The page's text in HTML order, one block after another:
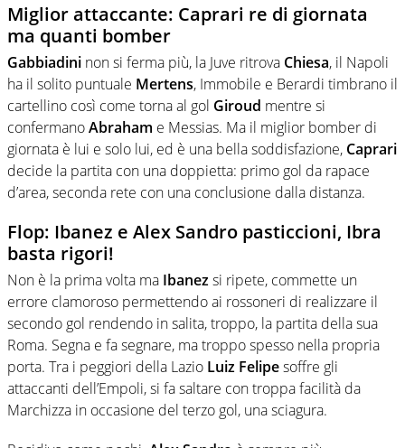
Miglior attaccante: Caprari re di giornata
ma quanti bomber
Gabbiadini non si ferma più, la Juve ritrova Chiesa, il Napoli
ha il solito puntuale Mertens, Immobile e Berardi timbrano il
cartellino così come torna al gol Giroud mentre si
confermanoAbraham e Messias. Ma il miglior bomber di
giornata è lui e solo lui, ed è una bella soddisfazione, Caprari
decide la partita con una doppietta: primo gol da rapace
d’area, seconda rete con una conclusione dalla distanza.
Flop: Ibanez e Alex Sandro pasticcioni, Ibra
basta rigori!
Non è la prima volta ma Ibanezsi ripete, commette un
errore clamoroso permettendo ai rossoneri di realizzare il
secondo gol rendendo in salita, troppo, la partita della sua
Roma. Segna e fa segnare, ma troppo spesso nella propria
porta. Tra i peggiori della Lazio Luiz Felipesoffre gli
attaccanti dell’Empoli, si fa saltare con troppa facilità da
Marchizza in occasione del terzo gol, una sciagura.